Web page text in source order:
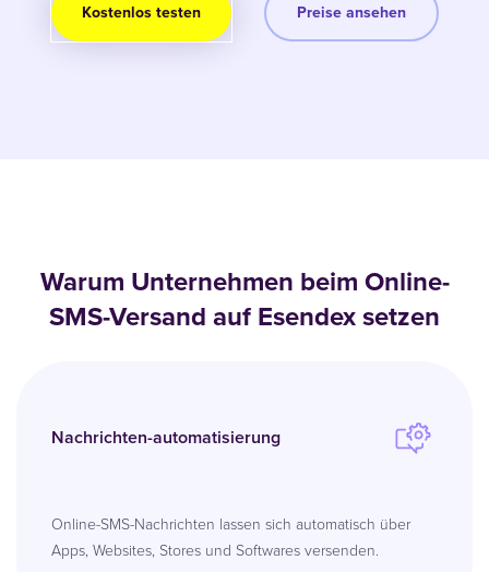
Kostenlos testen Preise ansehen
Warum Unternehmen beim Online-
SMS-Versand auf Esendex setzen
Nachrichten-automatisierung
Online-SMS-Nachrichten lassen sich automatisch über
Apps, Websites, Stores und Softwares versenden.